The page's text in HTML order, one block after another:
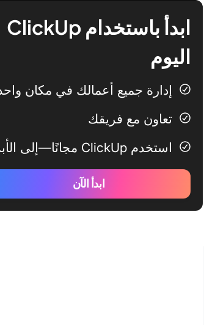
ابدأ باستخدام ClickUp
اليوم
إدارة جميع أعمالك في مكان
تعاون مع فريقك
استخدم ClickUp مجانًا—إلى الأبد
ابدأ الآن